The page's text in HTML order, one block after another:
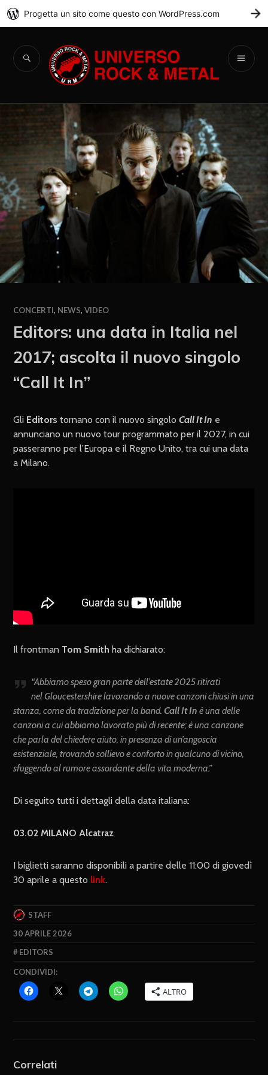
Universo Rock &
Metal
CONCERTI, NEWS,VIDEO
Editors: una data in Italia nel
2017; ascolta il nuovo singolo
“Call It In”
Gli Editors tornano con il nuovo singoloCall It In e
annunciano un nuovo tour programmato per il 2027, in cui
passeranno per l’Europa e il Regno Unito, tra cui una data
a Milano.
Il frontman Tom Smithha dichiarato:
“Abbiamo speso gran parte dell’estate 2025 ritirati
nel Gloucestershire lavorando a nuove canzoni chiusi in una
stanza, come da tradizione per la band.Call It In è una delle
canzoni a cui abbiamo lavorato più di recente; è una canzone
che parla del chiedere aiuto, in presenza di un’angoscia
esistenziale, trovando sollievo e conforto in qualcuno di vicino,
sfuggendo al rumore assordante della vita moderna.”
Di seguito tutti i dettagli della data italiana:
03.02 MILANO Alcatraz
I biglietti saranno disponibili a partire delle 11:00 di giovedì
30 aprile a questo link.
STAFF
30 APRILE 2026
EDITORS
CONDIVIDI:
ALTRO
Correlati
Progetta un sito come questo con WordPress.com